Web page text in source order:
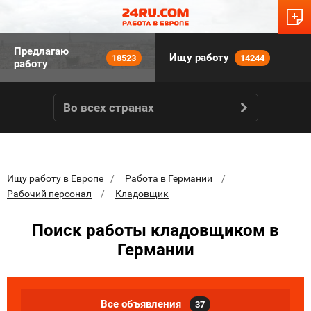
Предлагаю
работу
18523 Ищу работу 14244
Во всех странах
Ищу работу в Европе
Работа в Германии
Рабочий персонал
Кладовщик
Поиск работы кладовщиком в
Германии
Все объявления 37